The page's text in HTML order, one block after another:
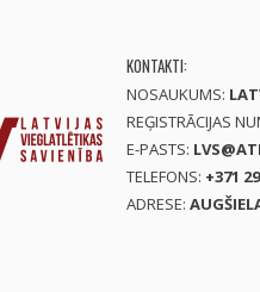
KONTAKTI:
NOSAUKUMS:
REĢISTRĀCIJAS
E-PASTS:
TELEFONS: +371
ADRESE: